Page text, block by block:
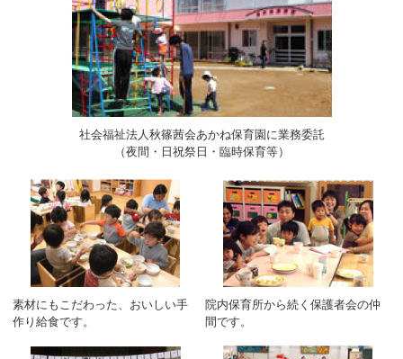
社会福祉法人秋篠茜会あかね保育園に業務委託
（夜間・日祝祭日・臨時保育等）
素材にもこだわった、おいしい手
作り給食です。
院内保育所から続く保護者会の仲
間です。